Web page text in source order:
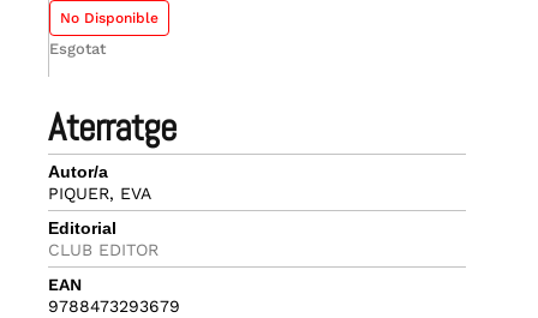
aterratge
Autor/a
PIQUER, EVA
Editorial
CLUB EDITOR
EAN
9788473293679
No Disponible
Esgotat